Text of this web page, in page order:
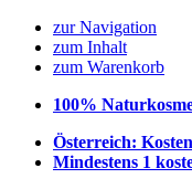
zur Navigation
zum Inhalt
zum Warenkorb
100%
Österreich:
Mindestens 1